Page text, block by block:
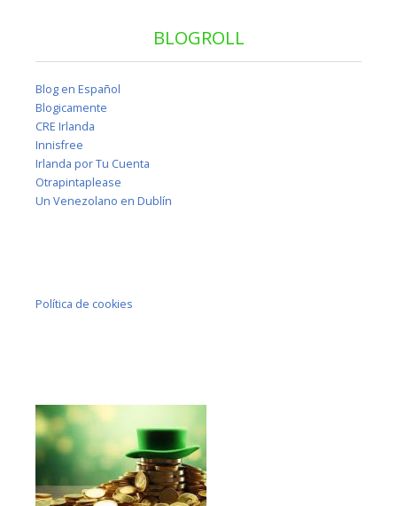
BLOGROLL
Blog en Español
Blogicamente
CRE Irlanda
Innisfree
Irlanda por Tu Cuenta
Otrapintaplease
Un Venezolano en Dublín
Política de cookies